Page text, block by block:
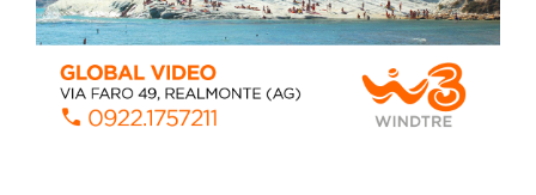
Siculiana, concerto del 1° Maggio 2026 in
Piazza Umberto I: arrivano I Cugini di
Campagna
April 14, 2026